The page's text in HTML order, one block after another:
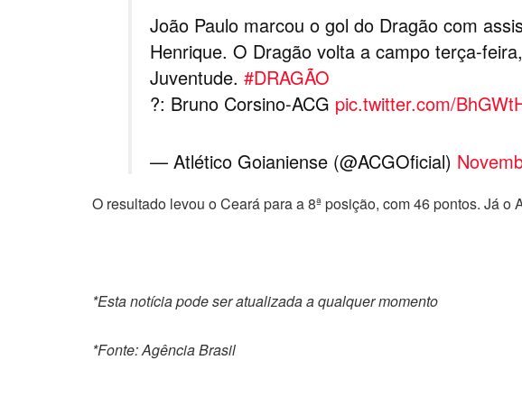
João Paulo marcou o gol do Dragão com
Henrique. O Dragão volta a campo terça-
Juventude. #DRAGÃO
?: Bruno Corsino-ACG pic.twitter.com/
— Atlético Goianiense (@ACGOficial)
O resultado levou o Ceará para a 8ª posição, com 46 pontos. Já o
*Esta notícia pode ser atualizada a qualquer momento
*Fonte: Agência Brasil